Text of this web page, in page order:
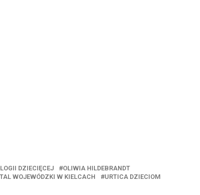
DZIECIĘCEJ
OLIWIA HILDEBRANDT
WOJEWÓDZKI W KIELCACH
URTICA DZIECIOM